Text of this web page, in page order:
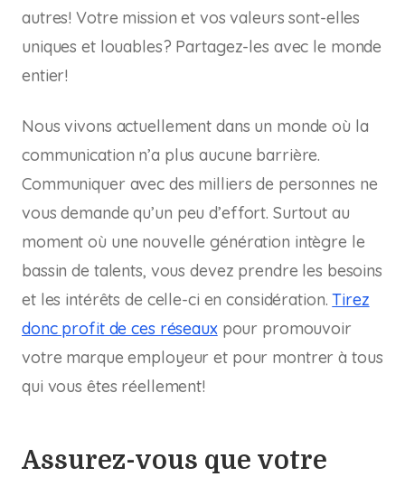
autres! Votre mission et vos valeurs sont-elles
uniques et louables? Partagez-les avec le monde
entier!
Nous vivons actuellement dans un monde où la
communication n’a plus aucune barrière.
Communiquer avec des milliers de personnes ne
vous demande qu’un peu d’effort. Surtout au
moment où une nouvelle génération intègre le
bassin de talents, vous devez prendre les besoins
et les intérêts de celle-ci en considération.Tirez
donc profit de ces réseauxpour promouvoir
votre marque employeur et pour montrer à tous
qui vous êtes réellement!
Assurez-vous que votre